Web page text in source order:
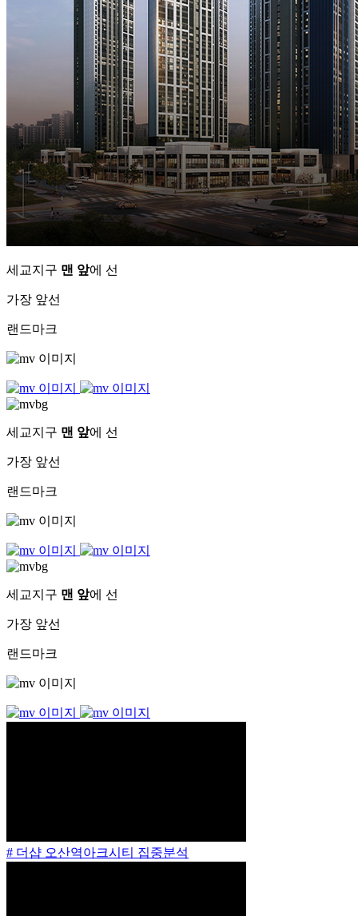
세교지구 맨 앞에 선
가장 앞선
랜드마크
세교지구 맨 앞에 선
가장 앞선
랜드마크
세교지구 맨 앞에 선
가장 앞선
랜드마크
# 더샵 오산역아크시티 집중분석